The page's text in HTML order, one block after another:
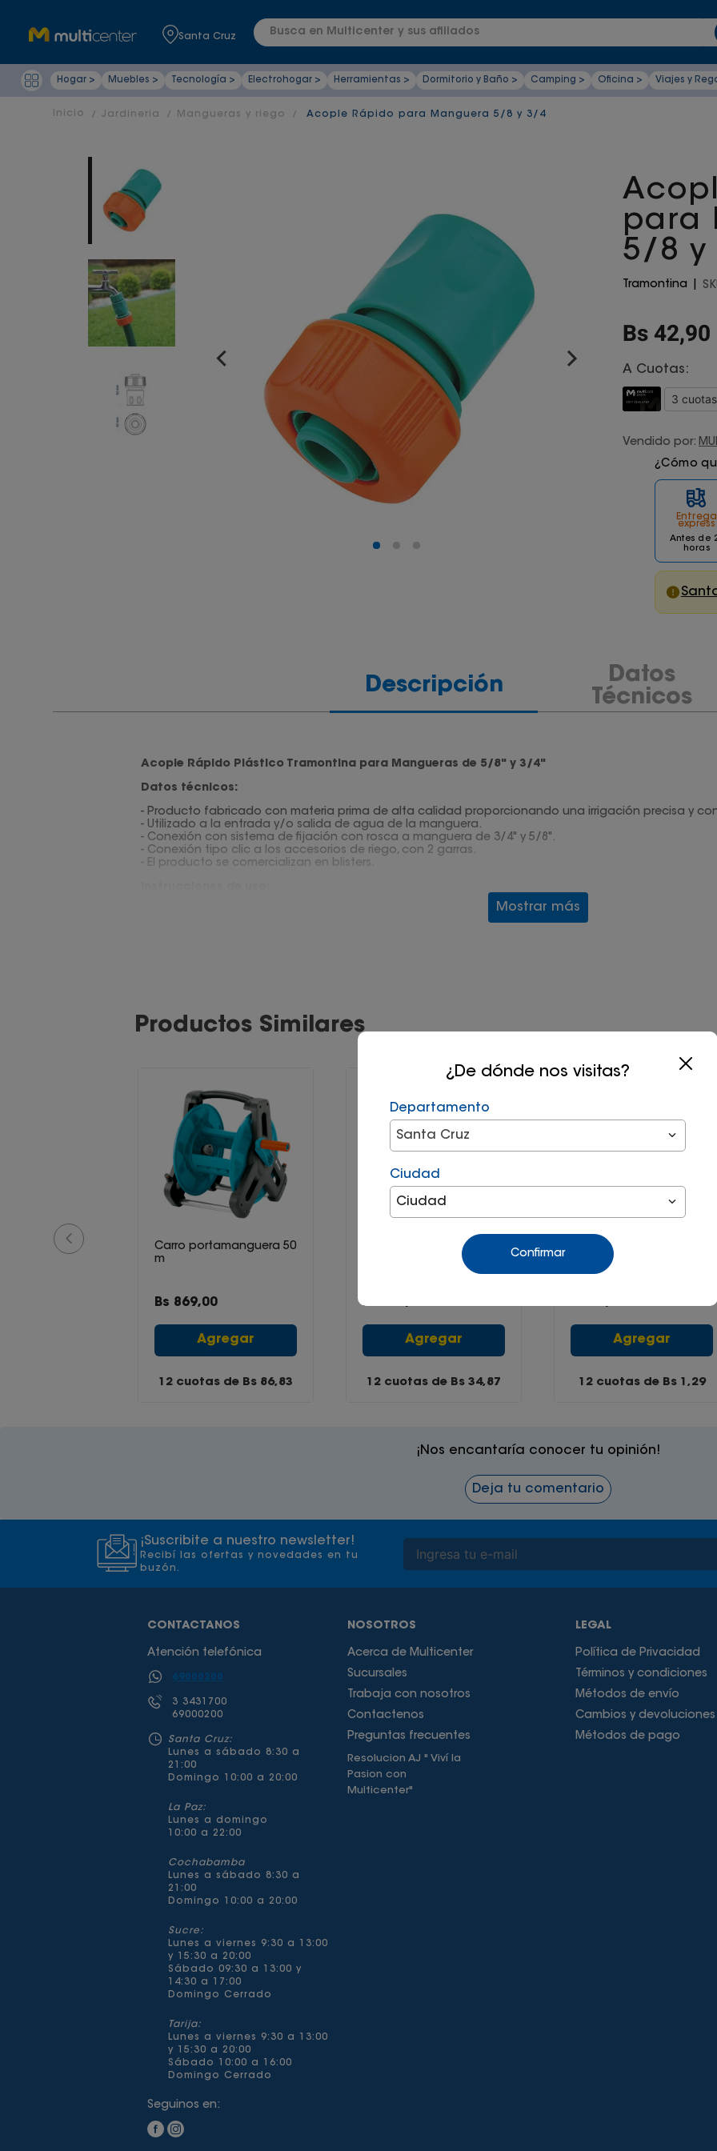
Santa Cruz
¿De dónde nos visitas?
Departamento
Santa Cruz
Ciudad
Ciudad
Confirmar
Busca en Multicenter y sus afiliados
Hogar > Muebles > Tecnología > Electrohogar > Herramientas > Dormitorio y Baño > Camping > Oficina > Viajes y
Jardineria Mangueras y riego Acople Rápido para Manguera 5/8 y 3/4
para
5/8 y
Tramontina
Bs42,90
A Cuotas:
Vendido por:
¿Cómo
Entrega
express
Antes de
horas
Descripción
Datos
Técnicos
Acople Rápido Plástico Tramontina para Mangueras de 5/8" y 3/4"
Datos técnicos:
- Producto fabricado con materia prima de alta calidad proporcionando una irrigación precisa y
- Utilizado a la entrada y/o salida de agua de la manguera.
- Conexión con sistema de fijación con rosca a manguera de 3/4" y 5/8".
- Conexión tipo clic a los accesorios de riego, con 2 garras.
- El producto se comercializan en blisters.
- El adaptador une el sistema con la red del agua y los puntos de salida.
Mostrar más
Productos Similares
Carro portamanguera 50
m
Bs 869,00
Agregar
12 cuotas de Bs 86,83
Distribuidor de agua
Bs
Agregar
12 cuotas de Bs 34,87
Acople rapido p
mangera 1/2"
Agregar
12 cuotas de Bs 1,29
¡Nos encantaría conocer tu opinión!
Deja tu comentario
¡Suscribite a nuestro newsletter!
Recibí las ofertas y novedades en tu
buzón.
CONTACTANOS
Atención telefónica
69000200
3 3431700
69000200
Santa Cruz:
Lunes a sábado 8:30 a
21:00
Domingo 10:00 a 20:00
La Paz:
Lunes a domingo
10:00 a 22:00
Cochabamba
Lunes a sábado 8:30 a
21:00
Domingo 10:00 a 20:00
Sucre:
Lunes a viernes 9:30 a 13:00
y 15:30 a 20:00
Sábado 09:30 a 13:00 y
14:30 a 17:00
Domingo Cerrado
Tarija:
Lunes a viernes 9:30 a 13:00
y 15:30 a 20:00
Sábado 10:00 a 16:00
Domingo Cerrado
Seguinos en:
NOSOTROS
Acerca de Multicenter
Sucursales
Trabaja con nosotros
Contactenos
Preguntas frecuentes
Resolucion AJ " Viví la
Pasion con
Multicenter"
LEGAL
Política de Privacidad
Términos y condiciones
Métodos de envío
Cambios y devoluciones
Métodos de pago